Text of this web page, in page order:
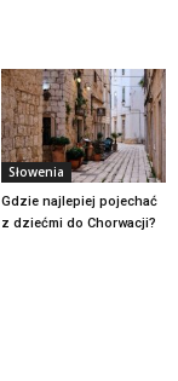
Słowenia
Gdzie najlepiej pojechać
z dziećmi do Chorwacji?